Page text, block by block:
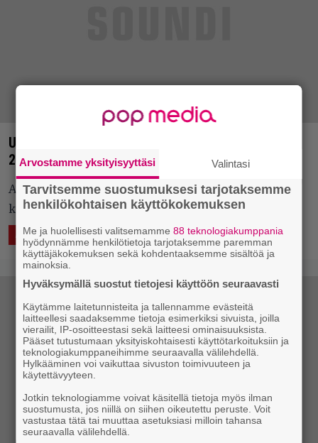
Unihalvauksia ja yllytyshulluutta – katsaus viikon
20 Parasta juuri nyt -listalle
Artistivieraamme esittelee kappaleensa, jolla
kuullaan "mörkönaurua".
ÄÄNTÄ LUKEMISTA 18.5.2017 19:43 Eero Tarmo
Arvostamme yksityisyyttäsi Valintasi
Tarvitsemme suostumuksesi tarjotaksemme
henkilökohtaisen käyttökokemuksen
Me ja huolellisesti valitsemamme88 teknologiakumppania
hyödynnämme henkilötietoja tarjotaksemme paremman
käyttäjäkokemuksen sekä kohdentaaksemme sisältöä ja
mainoksia.
Hyväksymällä suostut tietojesi käyttöön seuraavasti
Käytämme laitetunnisteita ja tallennamme evästeitä
laitteellesi saadaksemme tietoja esimerkiksi sivuista, joilla
vierailit, IP-osoitteestasi sekä laitteesi ominaisuuksista.
Pääset tutustumaan yksityiskohtaisesti käyttötarkoituksiin ja
teknologiakumppaneihimme seuraavalla välilehdellä.
Hylkääminen voi vaikuttaa sivuston toimivuuteen ja
käytettävyyteen.
Jotkin teknologiamme voivat käsitellä tietoja myös ilman
suostumusta, jos niillä on siihen oikeutettu peruste. Voit
vastustaa tätä tai muuttaa asetuksiasi milloin tahansa
seuraavalla välilehdellä.